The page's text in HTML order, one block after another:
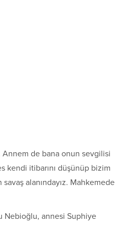
de bana onun sevgilisi
kendi itibarını düşünüp bizim
alanındayız. Mahkemede
Nebioğlu, annesi Suphiye